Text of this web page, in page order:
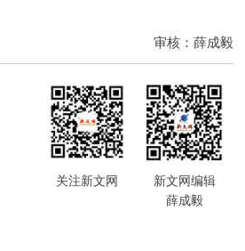
审核：薛成毅
关注新文网
新文网编辑
薛成毅